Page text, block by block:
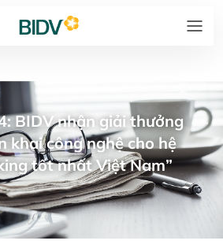
BIDV nhận giải thưởng
khai công nghệ cho hệ
tốt nhất Việt Nam”